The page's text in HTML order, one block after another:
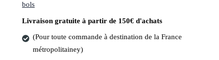
bols
Livraison gratuite à partir de 150€ d'achats
(Pour toute commande à destination de la France
métropolitainey)